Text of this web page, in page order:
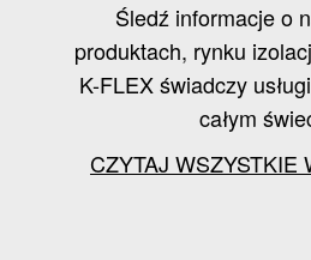
Śledź informacje o
produktach, rynku
K-FLEX świadczy
całym
CZYTAJ WSZYSTKIE